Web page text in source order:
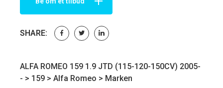
SHARE:
ALFA ROMEO 159 1.9 JTD (115-120-150CV) 2005-
- > 159 > Alfa Romeo > Marken